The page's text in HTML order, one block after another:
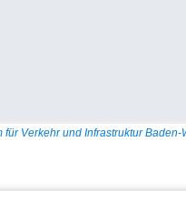
für Verkehr und Infrastruktur Baden-